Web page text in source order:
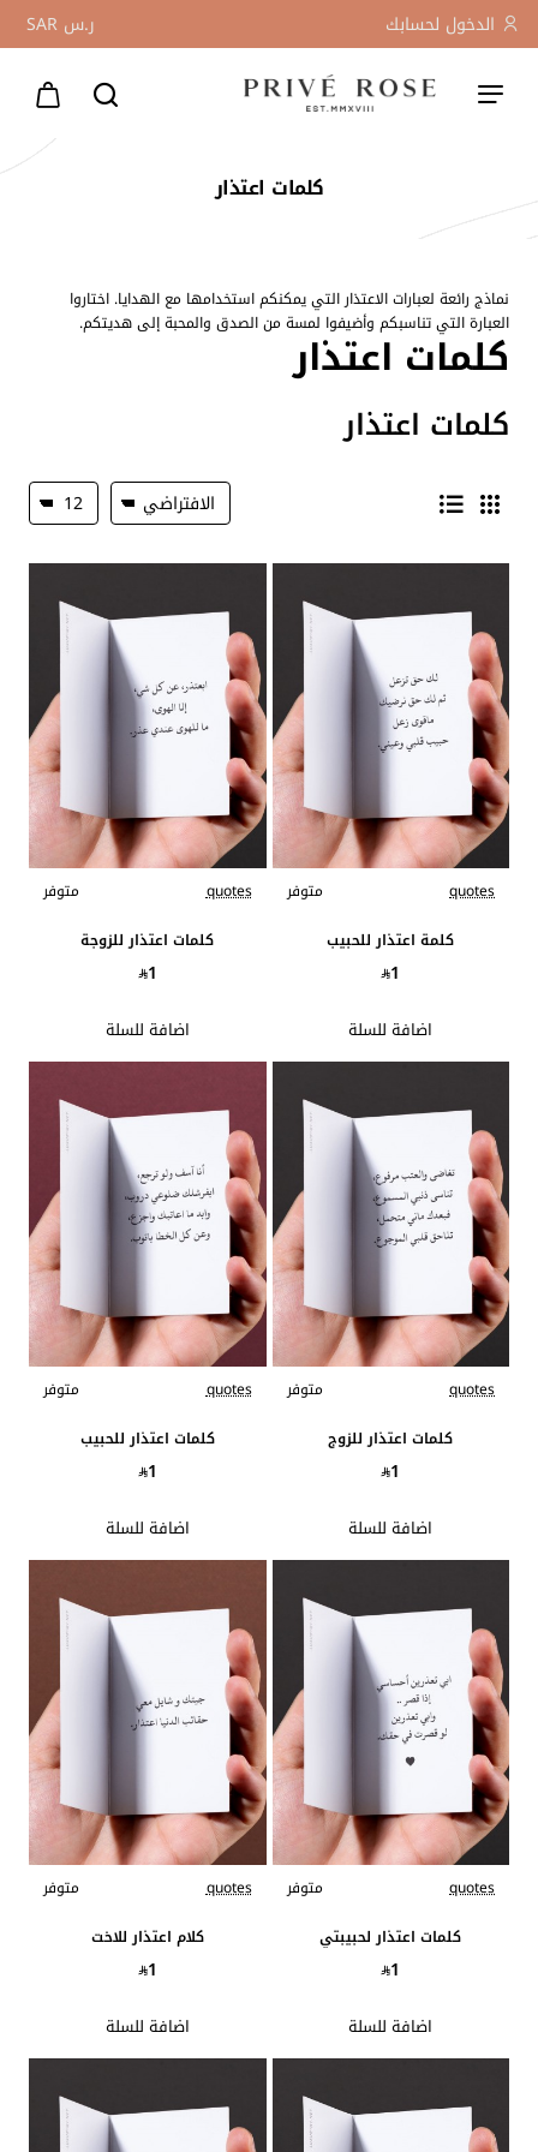
الدخول لحسابك ر.س SAR
كلمات اعتذار
نماذج رائعة لعبارات الاعتذار التي يمكنكم استخدامها مع الهدايا. اختاروا
العبارة التي تناسبكم وأضيفوا لمسة من الصدق والمحبة إلى هديتكم.
كلمات اعتذار
كلمات اعتذار
quotes
متوفر
كلمة اعتذار للحبيب
1
اضافة للسلة
quotes
متوفر
كلمات اعتذار للزوجة
1
اضافة للسلة
quotes
متوفر
كلمات اعتذار للزوج
1
اضافة للسلة
quotes
متوفر
كلمات اعتذار للحبيب
1
اضافة للسلة
quotes
متوفر
كلمات اعتذار لحبيبتي
1
اضافة للسلة
quotes
متوفر
كلام اعتذار للاخت
1
اضافة للسلة